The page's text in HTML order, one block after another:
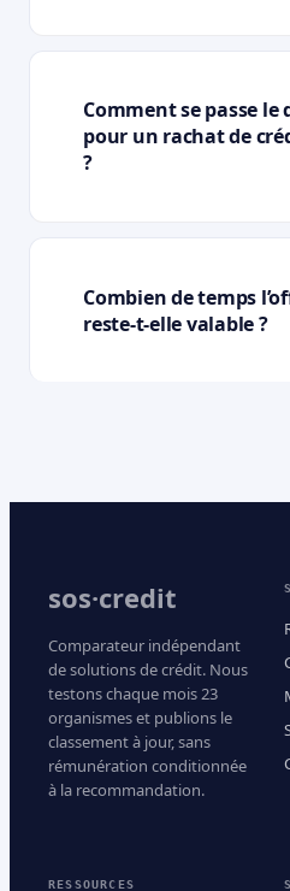
Comment se passe le
pour un rachat de
?
Combien de temps
reste-t-elle valable ?
sos·credit
Comparateur indépendant
de solutions de crédit. Nous
testons chaque mois 23
organismes et publions le
classement à jour, sans
rémunération conditionnée
à la recommandation.
RESSOURCES